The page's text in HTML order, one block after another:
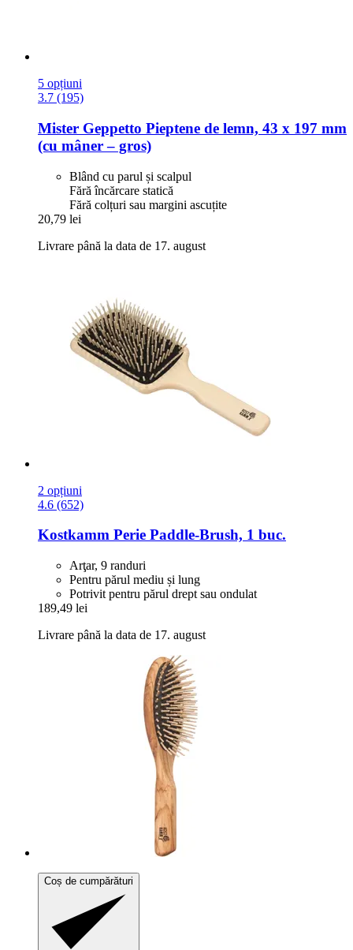
5 opțiuni
3.7 (195)
Mister Geppetto Pieptene de lemn, 43 x 197 mm
(cu mâner – gros)
Blând cu parul și scalpul
Fără încărcare statică
Fără colțuri sau margini ascuțite
20,79 lei
Livrare până la data de 17. august
2 opțiuni
4.6 (652)
Kostkamm Perie Paddle-​Brush, 1 buc.
Arţar, 9 randuri
Pentru părul mediu și lung
Potrivit pentru părul drept sau ondulat
189,49 lei
Livrare până la data de 17. august
Coș de cumpărături